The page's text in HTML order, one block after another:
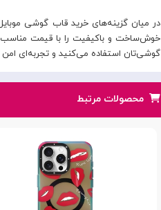
خوش‌ساخت و باکیفیت را با قیمت مناسب
گوشی‌تان استفاده می‌کنید و تجربه‌ای
محصولات مرتبط